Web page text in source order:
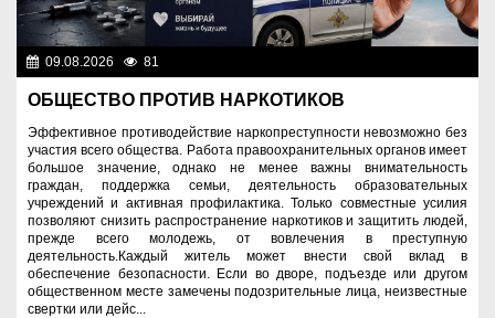
09.08.2026 81
ОБЩЕСТВО ПРОТИВ НАРКОТИКОВ
Эффективное противодействие наркопреступности невозможно без
участия всего общества. Работа правоохранительных органов имеет
большое значение, однако не менее важны внимательность
граждан, поддержка семьи, деятельность образовательных
учреждений и активная профилактика. Только совместные усилия
позволяют снизить распространение наркотиков и защитить людей,
прежде всего молодежь, от вовлечения в преступную
деятельность.Каждый житель может внести свой вклад в
обеспечение безопасности. Если во дворе, подъезде или другом
общественном месте замечены подозрительные лица, неизвестные
свертки или дейс...